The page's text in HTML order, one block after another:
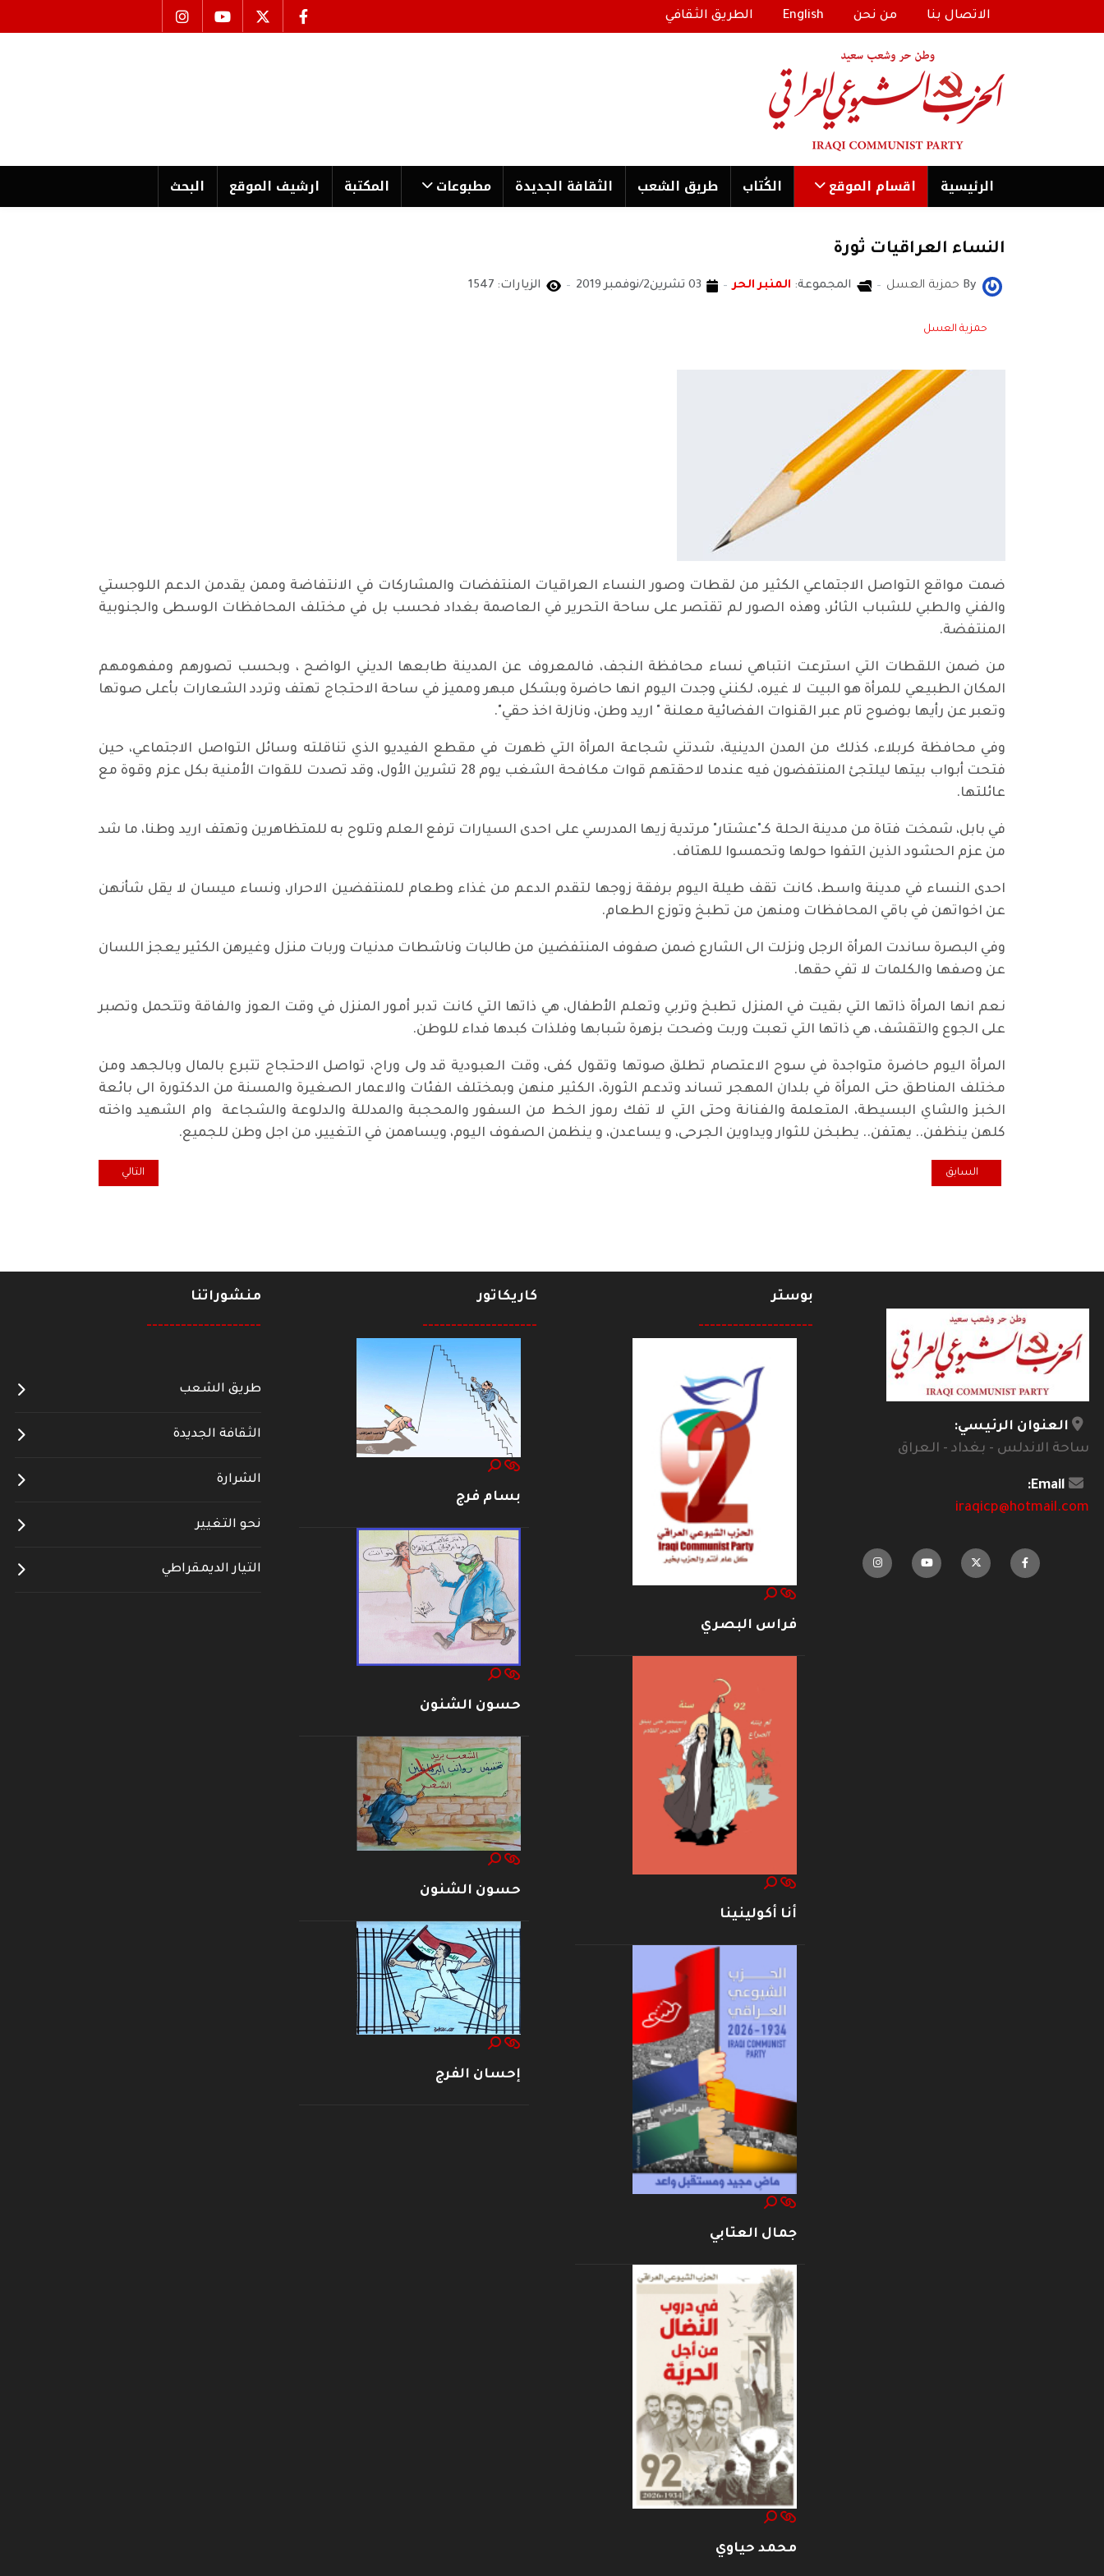
الاتصال بنا من نحن English الطريق الثقافي
الرئیسية اقسام الموقع الكُتاب طریق الشعب الثقافة الجدیدة مطبوعات المكتبة ارشیف الموقع البحث
النساء العراقيات ثورة
By حمزية العسل المجموعة: المنبر الحر 03 تشرين2/نوفمبر 2019 الزيارات: 1547
حمزية العسل
ضمت مواقع التواصل الاجتماعي الكثير من لقطات وصور النساء العراقيات المنتفضات والمشاركات في الانتفاضة وممن يقدمن الدعم اللوجستي
والفني والطبي للشباب الثائر، وهذه الصور لم تقتصر على ساحة التحرير في العاصمة بغداد فحسب بل في مختلف المحافظات الوسطى والجنوبية
المنتفضة.
من ضمن اللقطات التي استرعت انتباهي نساء محافظة النجف، فالمعروف عن المدينة طابعها الديني الواضح ، وبحسب تصورهم ومفهومهم
المكان الطبيعي للمرأة هو البيت لا غيره، لكنني وجدت اليوم انها حاضرة وبشكل مبهر ومميز في ساحة الاحتجاج تهتف وتردد الشعارات بأعلى صوتها
وتعبر عن رأيها بوضوح تام عبر القنوات الفضائية معلنة " اريد وطن، ونازلة اخذ حقي".
وفي محافظة كربلاء، كذلك من المدن الدينية، شدتني شجاعة المرأة التي ظهرت في مقطع الفيديو الذي تناقلته وسائل التواصل الاجتماعي، حين
فتحت أبواب بيتها ليلتجئ المنتفضون فيه عندما لاحقتهم قوات مكافحة الشغب يوم 28 تشرين الأول، وقد تصدت للقوات الأمنية بكل عزم وقوة مع
عائلتها.
في بابل، شمخت فتاة من مدينة الحلة كـ"عشتار" مرتدية زيها المدرسي على احدى السيارات ترفع العلم وتلوح به للمتظاهرين وتهتف اريد وطنا، ما شد
من عزم الحشود الذين التفوا حولها وتحمسوا للهتاف.
احدى النساء في مدينة واسط، كانت تقف طيلة اليوم برفقة زوجها لتقدم الدعم من غذاء وطعام للمنتفضين الاحرار، ونساء ميسان لا يقل شأنهن
عن اخواتهن في باقي المحافظات ومنهن من تطبخ وتوزع الطعام.
وفي البصرة ساندت المرأة الرجل ونزلت الى الشارع ضمن صفوف المنتفضين من طالبات وناشطات مدنيات وربات منزل وغيرهن الكثير يعجز اللسان
عن وصفها والكلمات لا تفي حقها.
نعم انها المرأة ذاتها التي بقيت في المنزل تطبخ وتربي وتعلم الأطفال، هي ذاتها التي كانت تدبر أمور المنزل في وقت العوز والفاقة وتتحمل وتصبر
على الجوع والتقشف، هي ذاتها التي تعبت وربت وضحت بزهرة شبابها وفلذات كبدها فداء للوطن.
المرأة اليوم حاضرة متواجدة في سوح الاعتصام تطلق صوتها وتقول كفى، وقت العبودية قد ولى وراح، تواصل الاحتجاج تتبرع بالمال وبالجهد ومن
مختلف المناطق حتى المرأة في بلدان المهجر تساند وتدعم الثورة، الكثير منهن وبمختلف الفئات والاعمار الصغيرة والمسنة من الدكتورة الى بائعة
الخبز والشاي البسيطة، المتعلمة والفنانة وحتى التي لا تفك رموز الخط من السفور والمحجبة والمدللة والدلوعة والشجاعة وام الشهيد واخته
كلهن ينظفن.. يهتفن.. يطبخن للثوار ويداوين الجرحى، و يساعدن، و ينظمن الصفوف اليوم، ويساهمن في التغيير، من اجل وطن للجميع.
المقال السابق: رسالة عاجلة الى رئيس الوزراء عادل عبد المهدي..
السابق المقال التالي: رسالة إلى
التالي
العنوان الرئيسي:
ساحة الاندلس - بغداد - العراق
Email:
iraqicp@hotmail.com
بوستر
--------------------
فراس البصري
أنا أكولينينا
جمال العتابي
محمد حياوي
كاريكاتور
--------------------
بسام فرج
حسون الشنون
حسون الشنون
إحسان الفرج
منشوراتنا
--------------------
طريق الشعب
الثقافة الجديدة
الشرارة
نحو التغيير
التيار الديمقراطي